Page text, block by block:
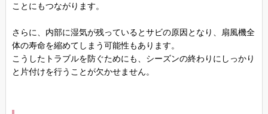
ことにもつながります。
さらに、内部に湿気が残っているとサビの原因となり、扇風機全
体の寿命を縮めてしまう可能性もあります。
こうしたトラブルを防ぐためにも、シーズンの終わりにしっかり
と片付けを行うことが欠かせません。